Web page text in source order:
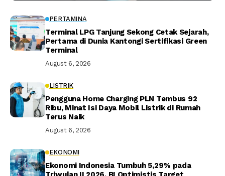
PERTAMINA
Terminal LPG Tanjung Sekong Cetak Sejarah,
Pertama di Dunia Kantongi Sertifikasi Green
Terminal
August 6, 2026
LISTRIK
Pengguna Home Charging PLN Tembus 92
Ribu, Minat Isi Daya Mobil Listrik di Rumah
Terus Naik
August 6, 2026
EKONOMI
Ekonomi Indonesia Tumbuh 5,29% pada